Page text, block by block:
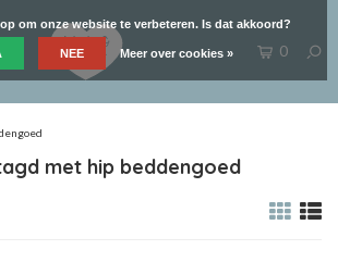
0
met hip beddengoed
om onze website te verbeteren. Is dat akkoord?
NEE Meer over cookies »